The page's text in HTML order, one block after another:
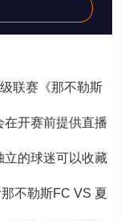
联赛《那不勒斯
在开赛前提供直播
立的球迷可以收藏
不勒斯FC VS 夏